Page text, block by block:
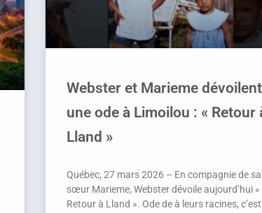
Webster et Marieme dévoilent
une ode à Limoilou : « Retour
Lland »
Québec, 27 mars 2026 – En compagnie de sa
sœur Marieme, Webster dévoile aujourd’hui «
Retour à Lland ». Ode de à leurs racines, c’est